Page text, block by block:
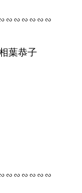
葉恭子